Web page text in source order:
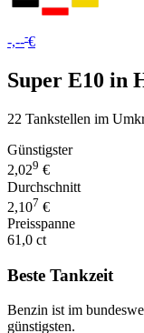
-,---€
Super E10 in
22 Tankstellen im
Günstigster
2,029 €
Durchschnitt
2,107 €
Preisspanne
61,0 ct
Beste Tankzeit
Benzin ist im
günstigsten.